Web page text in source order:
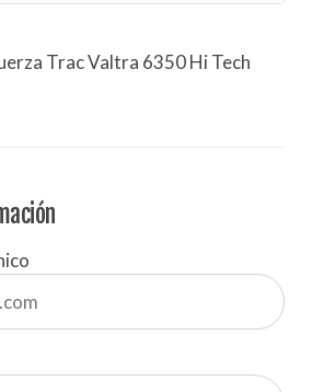
Trac Valtra 6350 Hi Tech